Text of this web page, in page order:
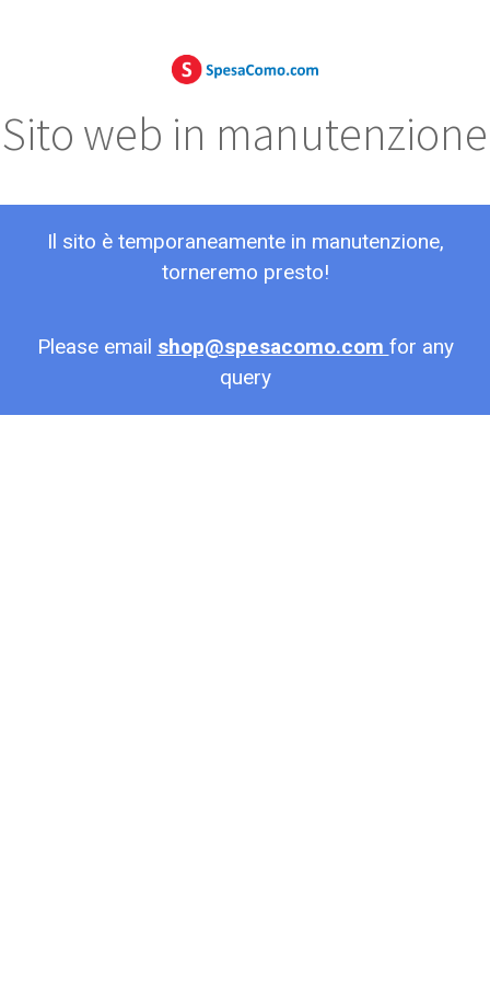
Sito web in manutenzione
Il sito è temporaneamente in manutenzione,
torneremo presto!
Please email shop@spesacomo.com for any
query